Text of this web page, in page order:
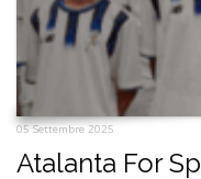
05 Settembre 2025
Atalanta For